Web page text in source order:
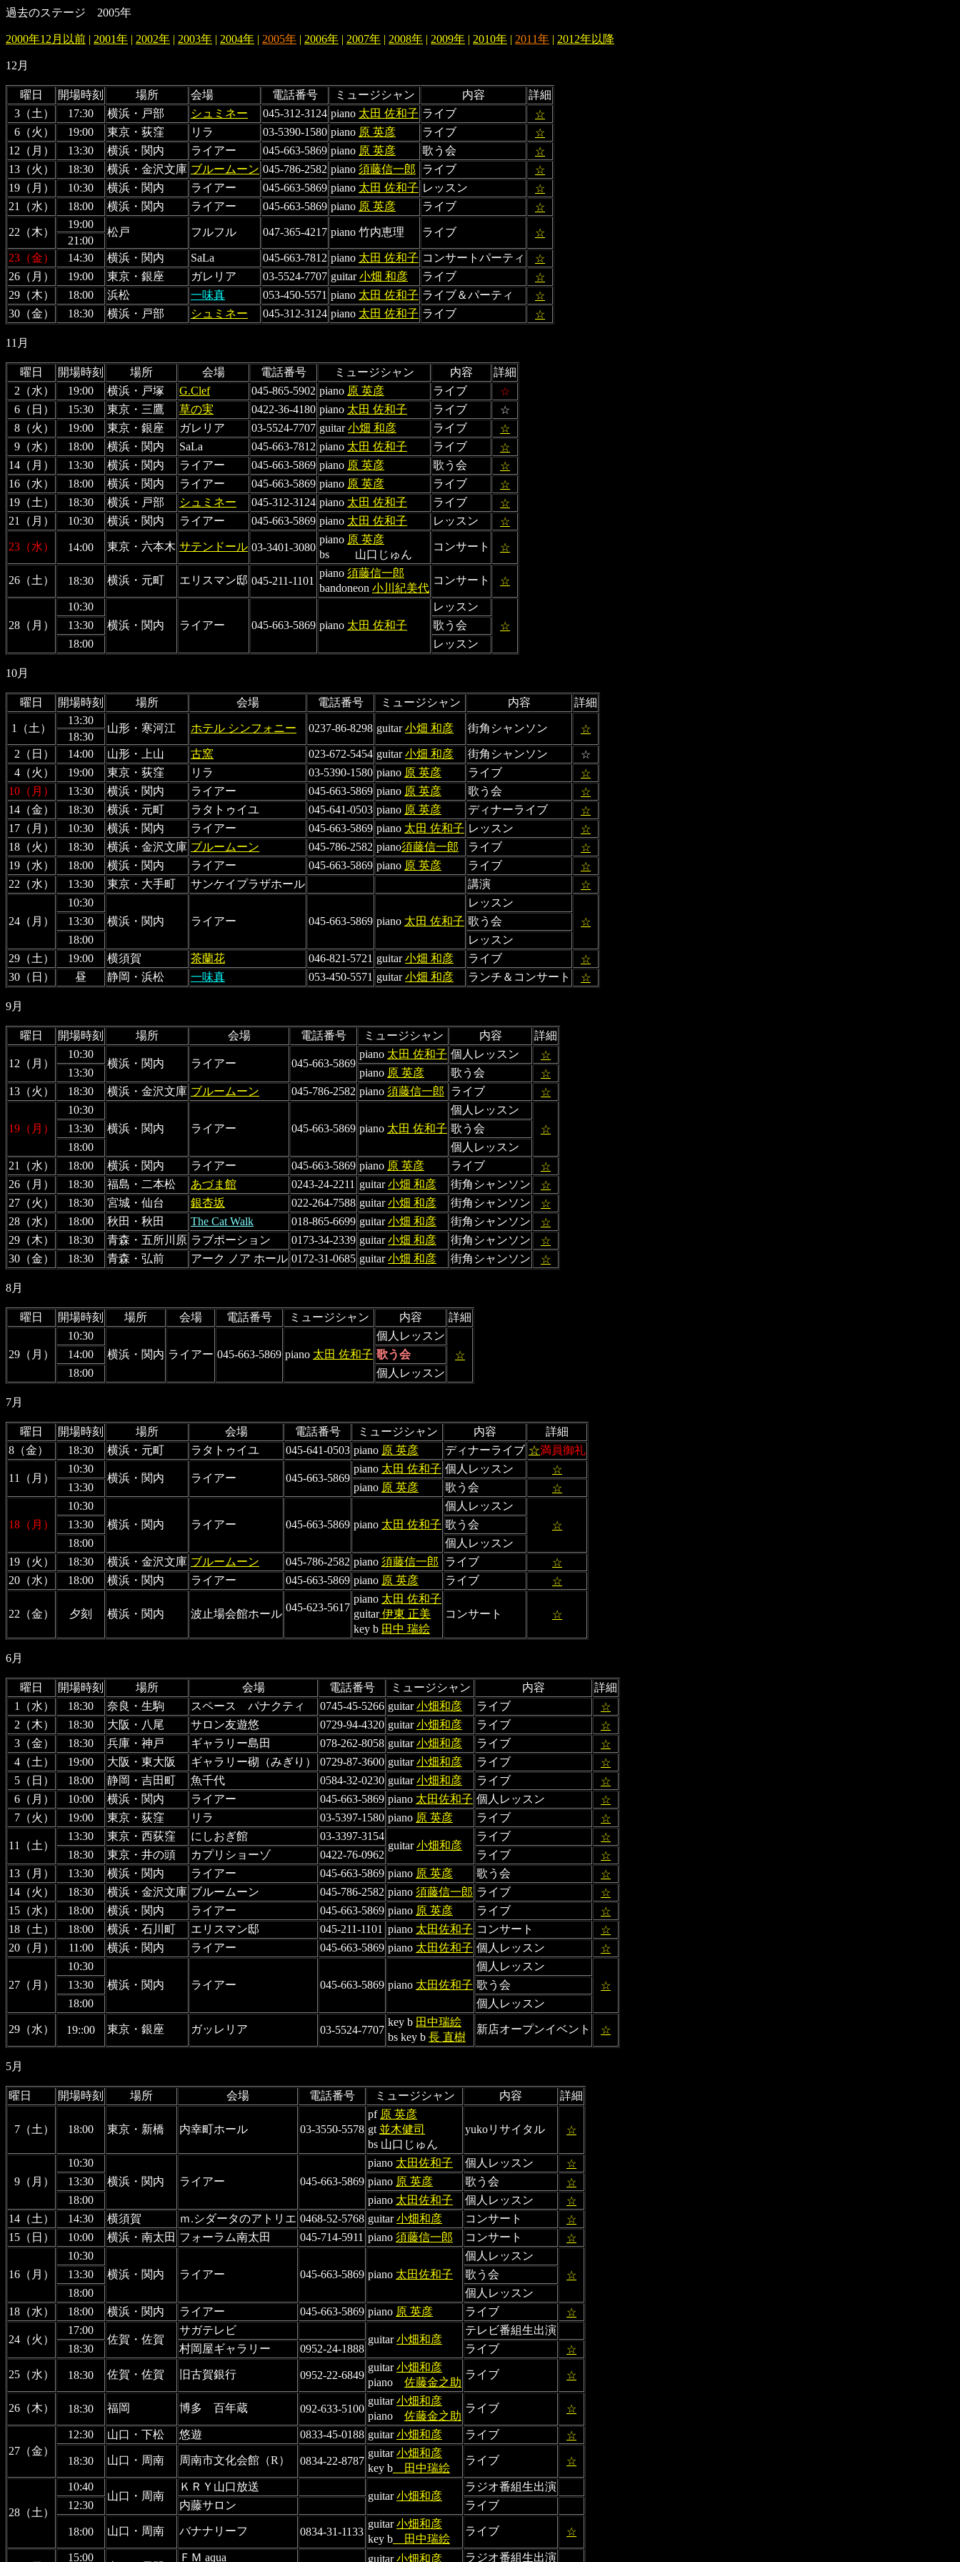
過去のステージ 2005年
2000年12月以前 | 2001年 | 2002年 | 2003年 | 2004年 | 2005年 | 2006年 | 2007年 | 2008年 | 2009年 | 2010年 | 2011年 | 2012年以降
12月
曜日 開場時刻 場所 会場 電話番号 ミュージシャン 内容
詳細
3（土）
17:30 横浜・戸部 シュミネー 045-312-3124 piano 太田 佐和子 ライブ
☆
6（火）
19:00 東京・荻窪 リラ 03-5390-1580 piano 原 英彦 ライブ
☆
12（月）
13:30 横浜・関内 ライアー 045-663-5869 piano 原 英彦 歌う会
☆
13（火）
18:30 横浜・金沢文庫 ブルームーン 045-786-2582 piano 須藤信一郎 ライブ
☆
19（月）
10:30 横浜・関内 ライアー 045-663-5869 piano 太田 佐和子 レッスン
☆
21（水）
18:00 横浜・関内 ライアー 045-663-5869 piano 原 英彦 ライブ ☆
22（木）
19:00
松戸 フルフル 047-365-4217 piano 竹内恵理 ライブ ☆
21:00
23（金）
14:30 横浜・関内 SaLa 045-663-7812 piano 太田 佐和子 コンサートパーティ
☆
26（月）
19:00 東京・銀座 ガレリア 03-5524-7707 guitar小畑 和彦 ライブ
☆
29（木）
18:00 浜松 一味真 053-450-5571 piano 太田 佐和子 ライブ＆パーティ
☆
30（金）
18:30 横浜・戸部 シュミネー 045-312-3124 piano 太田 佐和子 ライブ ☆
11月
曜日 開場時刻 場所 会場 電話番号 ミュージシャン 内容
詳細
2（水）
19:00 横浜・戸塚 G.Clef 045-865-5902 piano 原 英彦 ライブ
☆
6（日）
15:30 東京・三鷹 草の実 0422-36-4180 piano 太田 佐和子 ライブ
☆
8（火）
19:00 東京・銀座 ガレリア 03-5524-7707 guitar小畑 和彦 ライブ
☆
9（水）
18:00 横浜・関内 SaLa 045-663-7812 piano 太田 佐和子 ライブ
☆
14（月）
13:30 横浜・関内 ライアー 045-663-5869 piano 原 英彦 歌う会
☆
16（水）
18:00 横浜・関内 ライアー 045-663-5869 piano 原 英彦 ライブ
☆
19（土）
18:30 横浜・戸部 シュミネー 045-312-3124 piano 太田 佐和子 ライブ
☆
21（月）
10:30 横浜・関内 ライアー 045-663-5869 piano 太田 佐和子 レッスン ☆
23（水） 14:00 東京・六本木 サテンドール 03-3401-3080
piano 原 英彦
bs 山口じゅん
コンサート ☆
26（土） 18:30 横浜・元町 エリスマン邸 045-211-1101
piano 須藤信一郎
bandoneon 小川紀美代
コンサート ☆
28（月）
10:30
横浜・関内
ライアー 045-663-5869 piano 太田 佐和子
レッスン
☆
13:30
歌う会
18:00
レッスン
10月
曜日 開場時刻 場所 会場 電話番号 ミュージシャン 内容 詳細
1（土）
13:30
山形・寒河江 ホテル シンフォニー 0237-86-8298 guitar小畑 和彦 街角シャンソン ☆
18:30
2（日）
14:00 山形・上山 古窯 023-672-5454 guitar小畑 和彦 街角シャンソン
☆
4（火）
19:00 東京・荻窪 リラ 03-5390-1580 piano 原 英彦 ライブ
☆
10（月）
13:30 横浜・関内 ライアー 045-663-5869 piano 原 英彦 歌う会
☆
14（金）
18:30 横浜・元町 ラタトゥイユ 045-641-0503 piano 原 英彦 ディナーライブ
☆
17（月）
10:30 横浜・関内 ライアー 045-663-5869 piano 太田 佐和子 レッスン
☆
18（火）
18:30 横浜・金沢文庫 ブルームーン 045-786-2582 piano須藤信一郎 ライブ
☆
19（水）
18:00 横浜・関内 ライアー 045-663-5869 piano 原 英彦 ライブ
☆
22（水）
13:30 東京・大手町 サンケイプラザホール 講演 ☆
24（月）
10:30
横浜・関内
ライアー 045-663-5869 piano 太田 佐和子
レッスン
☆
13:30
歌う会
18:00
レッスン
29（土）
19:00 横須賀 茶蘭花 046-821-5721 guitar小畑 和彦 ライブ
☆
30（日）
昼 静岡・浜松 一味真 053-450-5571 guitar小畑 和彦 ランチ＆コンサート ☆
9月
曜日 開場時刻 場所 会場 電話番号 ミュージシャン 内容 詳細
12（月）
10:30
横浜・関内 ライアー 045-663-5869
piano 太田 佐和子 個人レッスン
☆
13:30
piano 原 英彦 歌う会
☆
13（火）
18:30 横浜・金沢文庫 ブルームーン 045-786-2582 piano 須藤信一郎 ライブ ☆
19（月）
10:30
横浜・関内
ライアー 045-663-5869 piano 太田 佐和子
個人レッスン
☆
13:30
歌う会
18:00
個人レッスン
21（水）
18:00 横浜・関内 ライアー 045-663-5869 piano 原 英彦 ライブ
☆
26（月）
18:30 福島・二本松 あづま館 0243-24-2211 guitar小畑 和彦 街角シャンソン
☆
27（火）
18:30 宮城・仙台 銀杏坂 022-264-7588 guitar小畑 和彦 街角シャンソン
☆
28（水）
18:00 秋田・秋田 The Cat Walk 018-865-6699 guitar小畑 和彦 街角シャンソン
☆
29（木）
18:30 青森・五所川原 ラブポーション 0173-34-2339 guitar小畑 和彦 街角シャンソン
☆
30（金）
18:30 青森・弘前 アーク ノア ホール 0172-31-0685 guitar小畑 和彦 街角シャンソン ☆
8月
曜日 開場時刻 場所 会場 電話番号 ミュージシャン 内容 詳細
29（月）
10:30
横浜・関内 ライアー 045-663-5869 piano 太田 佐和子
個人レッスン
☆
14:00
歌う会
18:00
個人レッスン
7月
曜日 開場時刻 場所 会場 電話番号 ミュージシャン 内容
詳細
8（金）
18:30 横浜・元町 ラタトゥイユ 045-641-0503 piano 原 英彦 ディナーライブ ☆満員御礼
11（月）
10:30
横浜・関内 ライアー 045-663-5869
piano 太田 佐和子 個人レッスン
☆
13:30
piano 原 英彦 歌う会 ☆
18（月）
10:30
横浜・関内
ライアー 045-663-5869 piano 太田 佐和子
個人レッスン
☆
13:30
歌う会
18:00
個人レッスン
19（火）
18:30 横浜・金沢文庫 ブルームーン 045-786-2582 piano 須藤信一郎 ライブ
☆
20（水）
18:00 横浜・関内 ライアー 045-663-5869 piano 原 英彦 ライブ ☆
22（金） 夕刻 横浜・関内 波止場会館ホール
045-623-5617
piano 太田 佐和子
guitar 伊東 正美
key b 田中 瑞絵
コンサート ☆
6月
曜日 開場時刻 場所 会場 電話番号 ミュージシャン 内容
詳細
1（水）
18:30 奈良・生駒 スペース パナクティ 0745-45-5266 guitar小畑和彦 ライブ
☆
2（木）
18:30 大阪・八尾 サロン友遊悠 0729-94-4320 guitar小畑和彦 ライブ
☆
3（金）
18:30 兵庫・神戸 ギャラリー島田 078-262-8058 guitar小畑和彦 ライブ
☆
4（土）
19:00 大阪・東大阪 ギャラリー砌（みぎり） 0729-87-3600 guitar小畑和彦 ライブ
☆
5（日）
18:00 静岡・吉田町 魚千代 0584-32-0230 guitar小畑和彦 ライブ
☆
6（月）
10:00 横浜・関内 ライアー 045-663-5869 piano 太田佐和子 個人レッスン
☆
7（火）
19:00 東京・荻窪 リラ 03-5397-1580 piano 原 英彦 ライブ ☆
11（土）
13:30 東京・西荻窪 にしおぎ館 03-3397-3154
guitar小畑和彦
ライブ
☆
18:30
東京・井の頭 カプリショーゾ 0422-76-0962 ライブ
☆
13（月）
13:30 横浜・関内 ライアー 045-663-5869 piano 原 英彦 歌う会
☆
14（火）
18:30 横浜・金沢文庫 ブルームーン 045-786-2582 piano 須藤信一郎 ライブ
☆
15（水）
18:00 横浜・関内 ライアー 045-663-5869 piano 原 英彦 ライブ
☆
18（土）
18:00 横浜・石川町 エリスマン邸 045-211-1101 piano 太田佐和子 コンサート
☆
20（月）
11:00 横浜・関内 ライアー 045-663-5869 piano 太田佐和子 個人レッスン ☆
27（月）
10:30
横浜・関内
ライアー 045-663-5869 piano 太田佐和子
個人レッスン
☆
13:30
歌う会
18:00
個人レッスン
29（水） 19::00 東京・銀座 ガッレリア 03-5524-7707
key b 田中瑞絵
bs key b 長 直樹
新店オープンイベント ☆
5月
曜日 開場時刻 場所 会場 電話番号 ミュージシャン 内容 詳細
7（土） 18:00 東京・新橋 内幸町ホール 03-3550-5578
pf 原 英彦
gt 並木健司
bs 山口じゅん
yukoリサイタル ☆
9（月）
10:30
横浜・関内
ライアー 045-663-5869
piano 太田佐和子 個人レッスン
☆
13:30
piano 原 英彦 歌う会
☆
18:00
piano 太田佐和子 個人レッスン
☆
14（土）
14:30 横須賀 ｍ.シダータのアトリエ 0468-52-5768 guitar小畑和彦 コンサート
☆
15（日）
10:00 横浜・南太田 フォーラム南太田 045-714-5911 piano 須藤信一郎 コンサート ☆
16（月）
10:30
横浜・関内
ライアー 045-663-5869 piano 太田佐和子
個人レッスン
☆
13:30
歌う会
18:00
個人レッスン
18（水）
18:00 横浜・関内 ライアー 045-663-5869 piano 原 英彦 ライブ ☆
24（火）
17:00
佐賀・佐賀
サガテレビ
guitar小畑和彦
テレビ番組生出演
18:30
村岡屋ギャラリー 0952-24-1888 ライブ ☆
25（水） 18:30 佐賀・佐賀 旧古賀銀行 0952-22-6849
guitar小畑和彦
piano 佐藤金之助
ライブ ☆
26（木） 18:30 福岡 博多 百年蔵 092-633-5100
guitar小畑和彦
piano 佐藤金之助
ライブ ☆
27（金）
12:30 山口・下松 悠遊 0833-45-0188 guitar小畑和彦 ライブ ☆
18:30 山口・周南 周南市文化会館（R） 0834-22-8787
guitar小畑和彦
key b 田中瑞絵
ライブ ☆
28（土）
10:40
山口・周南
ＫＲＹ山口放送
guitar小畑和彦
ラジオ番組生出演
12:30
内藤サロン ライブ
18:00 山口・周南 バナナリーフ 0834-31-1133
guitar小畑和彦
key b 田中瑞絵
ライブ ☆
15:00 ＦＭ aqua guitar小畑和彦 ラジオ番組生出演